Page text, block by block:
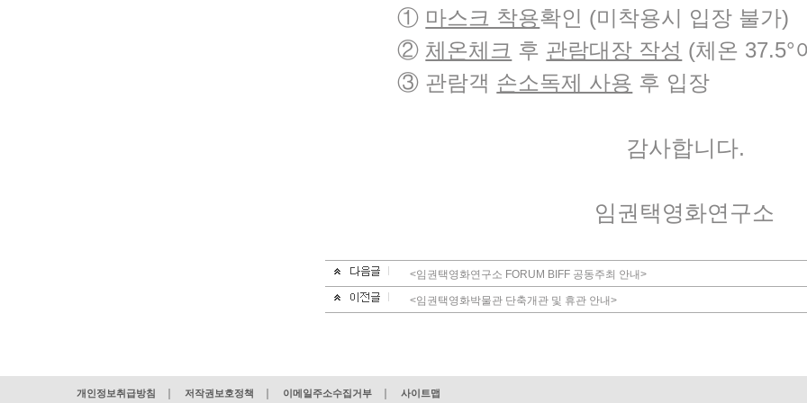
① 마스크 착용확인 (미착용시 입장 불가)
② 체온체크 후 관람대장 작성 (체온 37.5°
③ 관람객 손소독제 사용 후 입장
감사합니다.
임권택영화연구소
<임권택영화연구소 FORUM BIFF 공동주최 안내>
<임권택영화박물관 단축개관 및 휴관 안내>
개인정보취급방침 저작권보호정책 이메일주소수집거부 사이트맵